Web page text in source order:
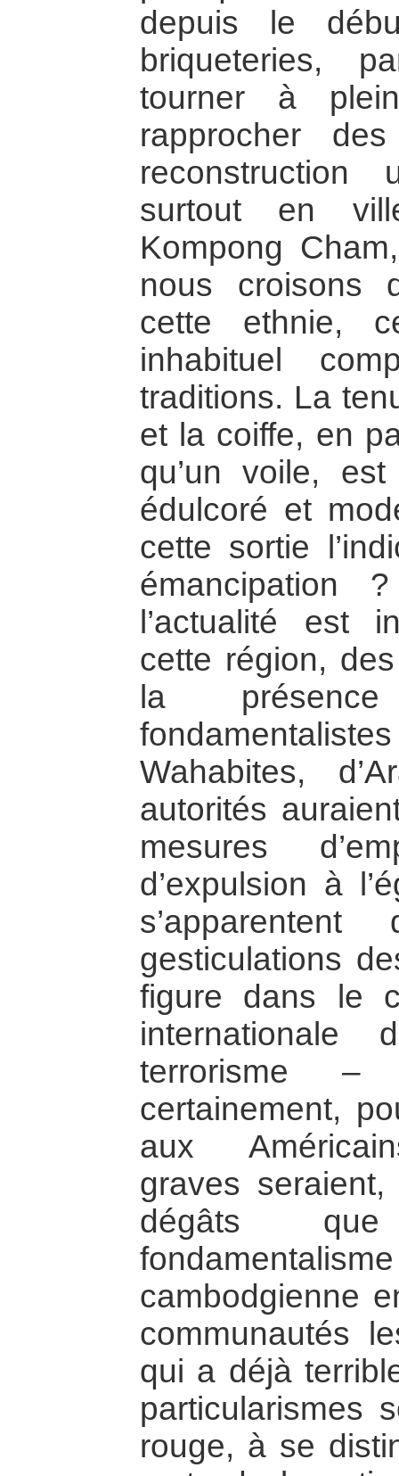
depuis le
briqueteries,
tourner à
rapprocher
surtout en
Kompong
nous croisons
cette ethnie,
inhabituel
traditions. La
et la coiffe, en
qu’un voile,
édulcoré et
cette sortie
émancipation
l’actualité est
cette région,
la
Wahabites,
autorités
mesures
d’expulsion à
gesticulations
figure dans le
terrorisme
certainement,
aux
graves
dégâts
cambodgienne
communautés
qui a déjà
particularismes
rouge, à se